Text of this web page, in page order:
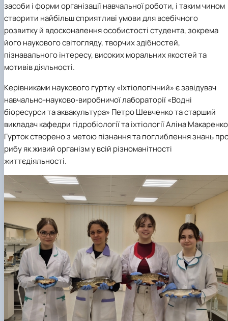
засоби і форми організації навчальної роботи, і таким чином
створити найбільш сприятливі умови для всебічного
розвитку й вдосконалення особистості студента, зокрема
його наукового світогляду, творчих здібностей,
пізнавального інтересу, високих моральних якостей та
мотивів діяльності.
Керівниками наукового гуртку«Іхтіологічний»єзавідувач
навчально-науково-виробничої лабораторії«Водні
біоресурси та аквакультура» Петро Шевченкотастарший
викладач кафедри гідробіології та іхтіології Аліна Макаренко
Гуртокстворено з метою пізнання та поглиблення знань
рибу як живий організм у всій різноманітності
життєдіяльності.